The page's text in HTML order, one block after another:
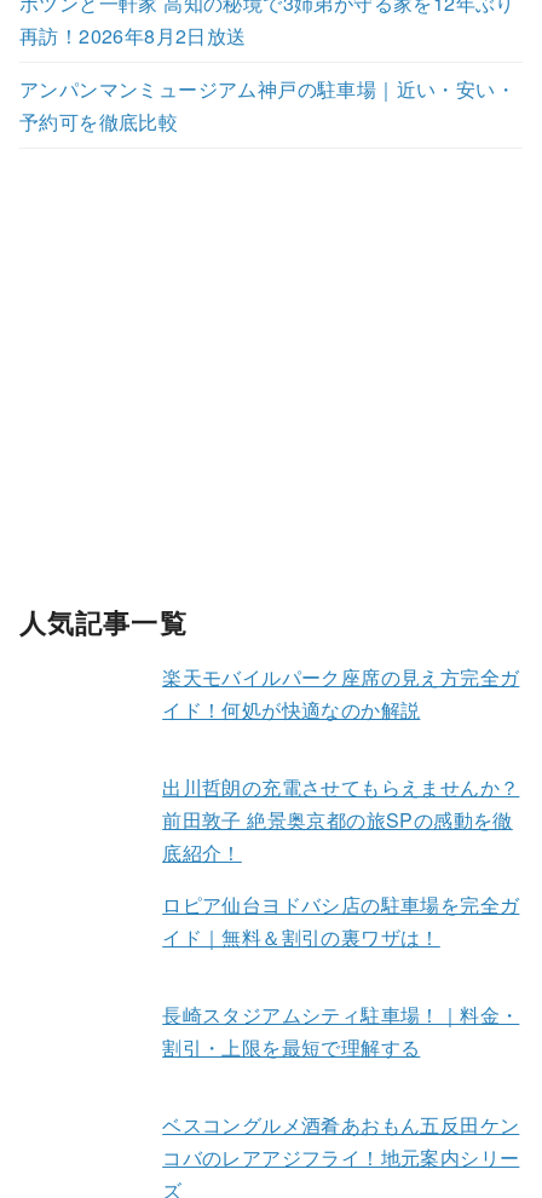
再訪！2026年8月2日放送
アンパンマンミュージアム神戸の駐車場｜近い・安い・
予約可を徹底比較
人気記事一覧
楽天モバイルパーク座席の見え方完全ガ
イド！何処が快適なのか解説
出川哲朗の充電させてもらえませんか？
前田敦子 絶景奥京都の旅SPの感動を徹
底紹介！
ロピア仙台ヨドバシ店の駐車場を完全ガ
イド｜無料＆割引の裏ワザは！
長崎スタジアムシティ駐車場！｜料金・
割引・上限を最短で理解する
ベスコングルメ酒肴あおもん五反田ケン
コバのレアアジフライ！地元案内シリー
ズ